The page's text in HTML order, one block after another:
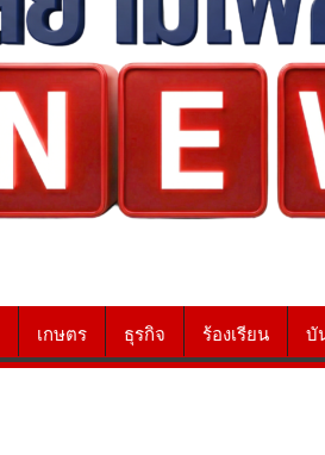
เกษตร ธุรกิจ ร้องเรียน บั